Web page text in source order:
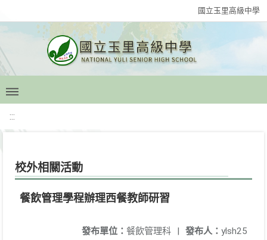
國立玉里高級中學
:::
校外相關活動
餐飲管理學程辦理西餐教師研習
發布人： ylsh25
發布單位： 餐飲管理科 |